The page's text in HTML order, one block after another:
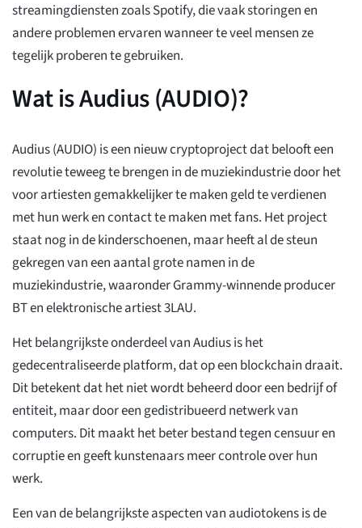
streamingdiensten zoals Spotify, die vaak storingen en
andere problemen ervaren wanneer te veel mensen ze
tegelijk proberen te gebruiken.
Wat is Audius (AUDIO)?
Audius (AUDIO) is een nieuw cryptoproject dat belooft een
revolutie teweeg te brengen in de muziekindustrie door het
voor artiesten gemakkelijker te maken geld te verdienen
met hun werk en contact te maken met fans. Het project
staat nog in de kinderschoenen, maar heeft al de steun
gekregen van een aantal grote namen in de
muziekindustrie, waaronder Grammy-winnende producer
BT en elektronische artiest 3LAU.
Het belangrijkste onderdeel van Audius is het
gedecentraliseerde platform, dat op een blockchain draait.
Dit betekent dat het niet wordt beheerd door een bedrijf of
entiteit, maar door een gedistribueerd netwerk van
computers. Dit maakt het beter bestand tegen censuur en
corruptie en geeft kunstenaars meer controle over hun
werk.
Een van de belangrijkste aspecten van audiotokens is de